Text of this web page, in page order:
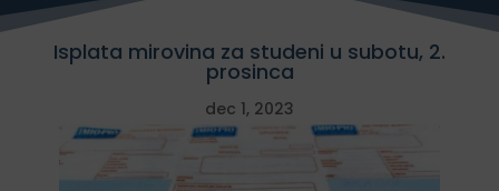
Isplata mirovina za studeni u subotu, 2.
prosinca
dec 1, 2023